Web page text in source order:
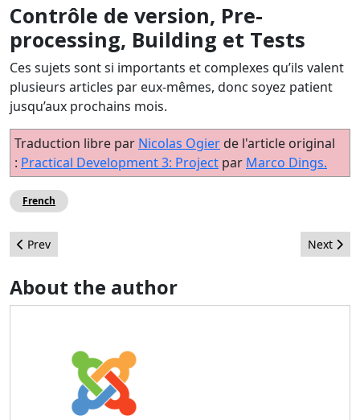
Contrôle de version, Pre-
processing, Building et Tests
Ces sujets sont si importants et complexes qu’ils valent
plusieurs articles par eux-mêmes, donc soyez patient
jusqu’aux prochains mois.
Traduction libre par Nicolas Ogierde l'article original
: Practical Development 3: Project par Marco Dings.
French
Previous article: Joomla! World Conference - 2014
Prev Next
Next
About the author